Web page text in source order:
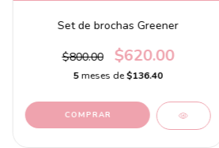
Set de brochas Greener
$800.00 $620.00
5meses de$136.40